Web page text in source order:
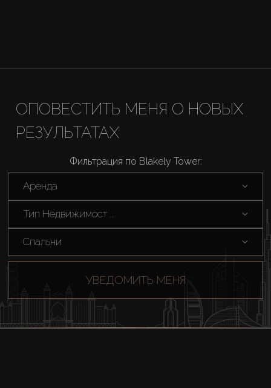
ОПОВЕСТИТЬ МЕНЯ О НОВЫХ
РЕЗУЛЬТАТАХ
Фильтрация по Blakely Tower:
Аренда
Тип Недвижимост ...
Спальни
УВЕДОМИТЬ МЕНЯ